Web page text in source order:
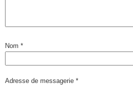
Nom *
Adresse de messagerie *